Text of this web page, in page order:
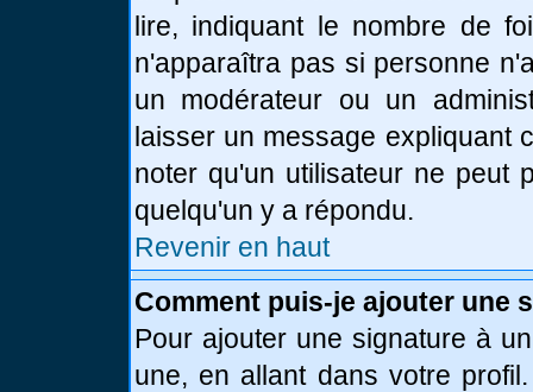
lire, indiquant le nombre de
n'apparaîtra pas si personne
un modérateur ou un
laisser un message expliquant
noter qu'un utilisateur ne peut
quelqu'un y a répondu.
Revenir en haut
Comment puis-je ajouter une
Pour ajouter une signature à
une, en allant dans votre